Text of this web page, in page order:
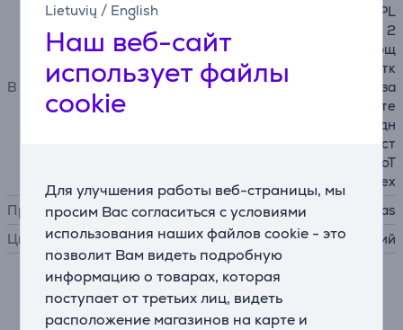
Lietuvių / English
Наш веб-сайт
использует файлы
cookie
Для улучшения работы веб-страницы, мы
просим Вас согласиться с условиями
использования наших файлов cookie - это
позволит Вам видеть подробную
информацию о товарах, которая
поступает от третьих лиц, видеть
расположение магазинов на карте и
В комплекте
UA FloorCleaner Cordless PL
US, 2 моющихся фильтра, 2
легко снимающихся и моющ
ихся чистящих валика, щетк
а для чистки, станция для за
рядки и парковки с держате
лем для аксессуаров, зарядн
ое устройство с вилкой, чист
ящий раствор THOMAS ProT
ex
Производитель
Thomas
Цвет
синий
Описание